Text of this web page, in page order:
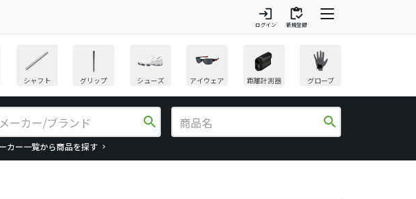
login
ログイン
inventory
新規登録
シャフト グリップ シューズ アイウェア 距離計測器 グローブ
search
カー一覧から商品を探す
search